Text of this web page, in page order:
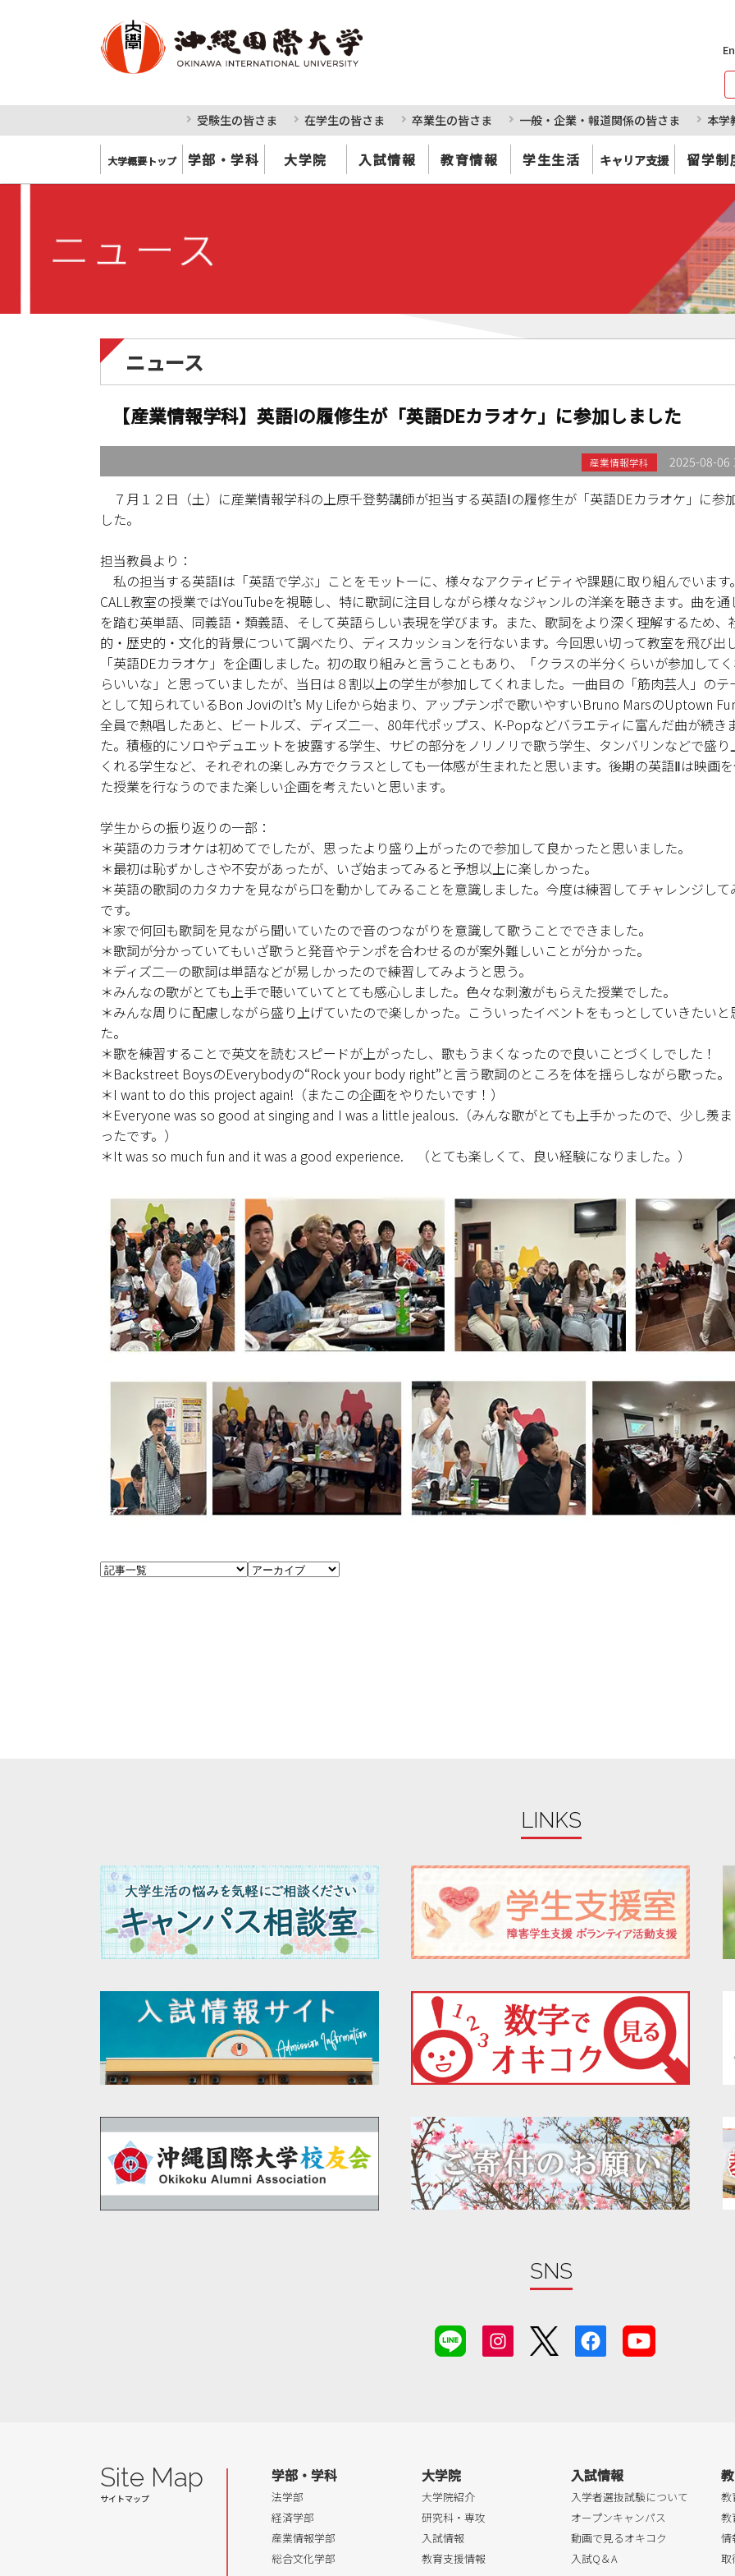
受験生の皆さま 在学生の皆さま 卒業生の皆さま 一般・企業・報道関係の皆さま 本学
大学概要トップ 学部・学科 大学院 入試情報 教育情報 学生生活 キャリア支援 留学制
ニュース
【産業情報学科】英語Ⅰの履修生が「英語DEカラオケ」に参加しました
産業情報学科 2025-08-06
７月１２日（土）に産業情報学科の上原千登勢講師が担当する英語Ⅰの履修生が「英語DEカラオケ」に参
した。
担当教員より：
私の担当する英語Ⅰは「英語で学ぶ」ことをモットーに、様々なアクティビティや課題に取り組んでいます
CALL教室の授業ではYouTubeを視聴し、特に歌詞に注目しながら様々なジャンルの洋楽を聴きます。曲を通
を踏む英単語、同義語・類義語、そして英語らしい表現を学びます。また、歌詞をより深く理解するため、
的・歴史的・文化的背景について調べたり、ディスカッションを行ないます。今回思い切って教室を飛び出
「英語DEカラオケ」を企画しました。初の取り組みと言うこともあり、「クラスの半分くらいが参加して
らいいな」と思っていましたが、当日は８割以上の学生が参加してくれました。一曲目の「筋肉芸人」のテ
として知られているBon JoviのIt’s My Lifeから始まり、アップテンポで歌いやすいBruno MarsのUptown
全員で熱唱したあと、ビートルズ、ディズ二―、80年代ポップス、K-Popなどバラエティに富んだ曲が続き
た。積極的にソロやデュエットを披露する学生、サビの部分をノリノリで歌う学生、タンバリンなどで盛り
くれる学生など、それぞれの楽しみ方でクラスとしても一体感が生まれたと思います。後期の英語Ⅱは映画
た授業を行なうのでまた楽しい企画を考えたいと思います。
学生からの振り返りの一部：
＊英語のカラオケは初めてでしたが、思ったより盛り上がったので参加して良かったと思いました。
＊最初は恥ずかしさや不安があったが、いざ始まってみると予想以上に楽しかった。
＊英語の歌詞のカタカナを見ながら口を動かしてみることを意識しました。今度は練習してチャレンジして
です。
＊家で何回も歌詞を見ながら聞いていたので音のつながりを意識して歌うことでできました。
＊歌詞が分かっていてもいざ歌うと発音やテンポを合わせるのが案外難しいことが分かった。
＊ディズ二―の歌詞は単語などが易しかったので練習してみようと思う。
＊みんなの歌がとても上手で聴いていてとても感心しました。色々な刺激がもらえた授業でした。
＊みんな周りに配慮しながら盛り上げていたので楽しかった。こういったイベントをもっとしていきたいと
た。
＊歌を練習することで英文を読むスピードが上がったし、歌もうまくなったので良いことづくしでした！
＊Backstreet BoysのEverybodyの“Rock your body right”と言う歌詞のところを体を揺らしながら歌った。
＊I want to do this project again!（またこの企画をやりたいです！）
＊Everyone was so good at singing and I was a little jealous.（みんな歌がとても上手かったので、少し羨
ったです。）
＊It was so much fun and it was a good experience. （とても楽しくて、良い経験になりました。）
LINKS
SNS
Site Map 学部・学科
法学部
経済学部
産業情報学部
総合文化学部
大学院
大学院紹介
研究科・専攻
入試情報
教育支援情報
入試情報
入学者選抜試験について
オープンキャンパス
動画で見るオキコク
入試Q＆A
教
教
情
取